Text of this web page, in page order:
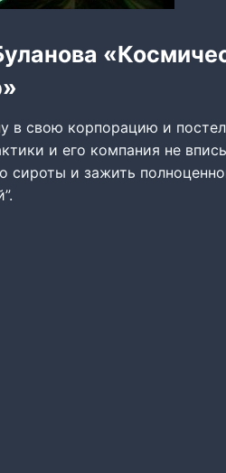
в свою корпорацию и
и его компания не
сироты и зажить